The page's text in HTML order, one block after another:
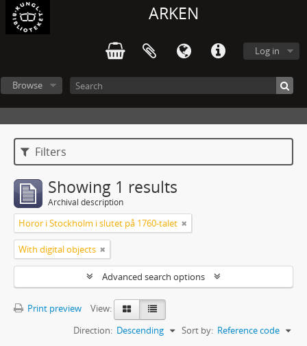
ARKEN
Log in
Browse
Filters
Showing 1 results
Archival description
Horor i Stockholm i slutet på 1760-talet
With digital objects
Advanced search options
Print preview
View:
Sort by: Reference code
Direction: Descending